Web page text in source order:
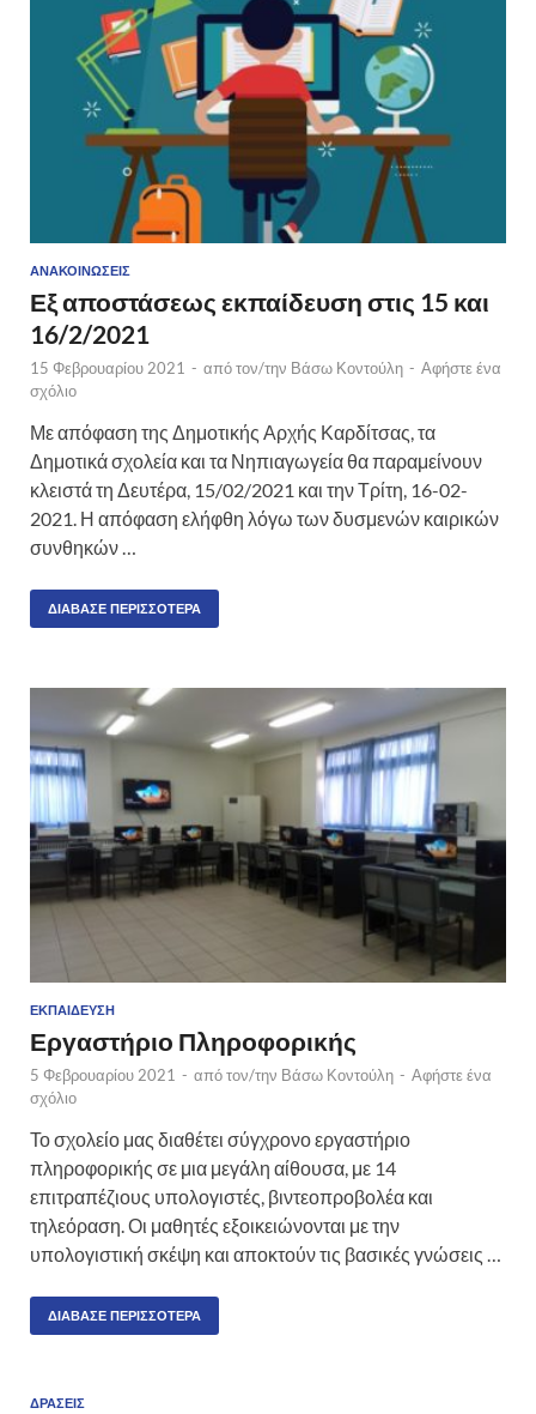
ΑΝΑΚΟΙΝΏΣΕΙΣ
Εξ αποστάσεως εκπαίδευση στις 15 και
16/2/2021
15 Φεβρουαρίου 2021 - από τον/την Βάσω Κοντούλη - Αφήστε ένα
σχόλιο
Με απόφαση της Δημοτικής Αρχής Καρδίτσας, τα
Δημοτικά σχολεία και τα Νηπιαγωγεία θα παραμείνουν
κλειστά τη Δευτέρα, 15/02/2021 και την Τρίτη, 16-02-
2021. Η απόφαση ελήφθη λόγω των δυσμενών καιρικών
συνθηκών …
ΔΙΆΒΑΣΕ ΠΕΡΙΣΣΌΤΕΡΑ
ΕΚΠΑΊΔΕΥΣΗ
Εργαστήριο Πληροφορικής
5 Φεβρουαρίου 2021 - από τον/την Βάσω Κοντούλη - Αφήστε ένα
σχόλιο
Το σχολείο μας διαθέτει σύγχρονο εργαστήριο
πληροφορικής σε μια μεγάλη αίθουσα, με 14
επιτραπέζιους υπολογιστές, βιντεοπροβολέα και
τηλεόραση. Οι μαθητές εξοικειώνονται με την
υπολογιστική σκέψη και αποκτούν τις βασικές γνώσεις …
ΔΙΆΒΑΣΕ ΠΕΡΙΣΣΌΤΕΡΑ
ΔΡΆΣΕΙΣ